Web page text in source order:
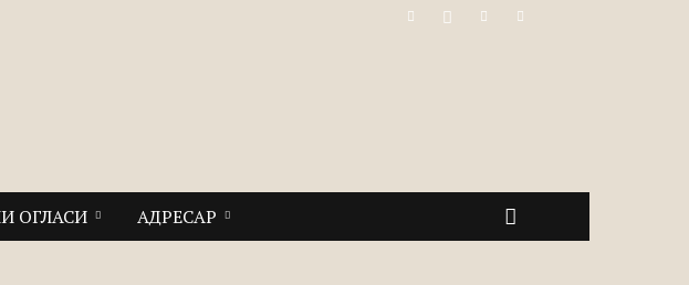
ОГЛАСИ АДРЕСАР